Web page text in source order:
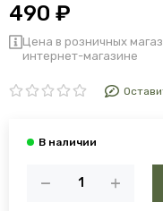
490 ₽
Цена в розничных
интернет-магазине